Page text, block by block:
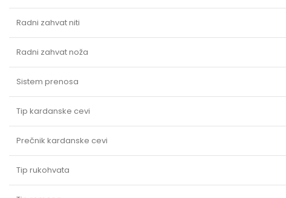
Radni zahvat niti
Radni zahvat noža
Sistem prenosa
Tip kardanske cevi
Prečnik kardanske cevi
Tip rukohvata